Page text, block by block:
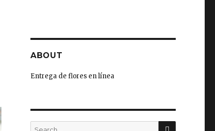
ABOUT
Entrega de flores en línea
Search
SEARCH